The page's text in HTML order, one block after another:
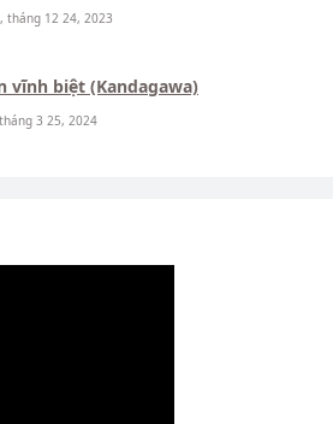
tháng 12 24, 2023
vĩnh biệt (Kandagawa)
3 25, 2024